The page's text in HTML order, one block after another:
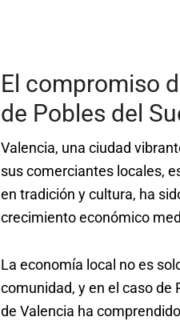
El compromiso
de Pobles del
Valencia, una ciudad
sus comerciantes locales,
en tradición y cultura, ha
crecimiento económico
La economía local no es
comunidad, y en el caso de
de Valencia ha